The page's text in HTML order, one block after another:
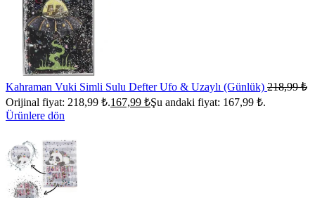
Kahraman Vuki Simli Sulu Defter Ufo & Uzaylı (Günlük) 218,99₺
Orijinal fiyat: 218,99 ₺.167,99 ₺Şu andaki fiyat: 167,99 ₺.
Ürünlere dön